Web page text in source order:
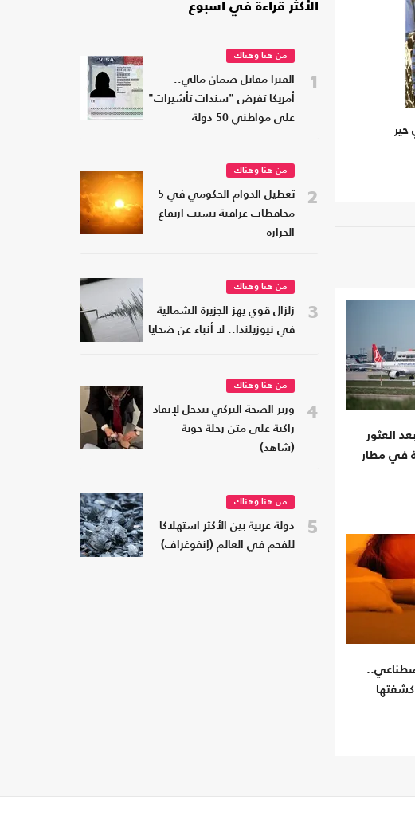
حير
العثور
في مطار
كشفتها
الأكثر قراءة في أسبوع
1
من هنا وهناك
الفيزا مقابل ضمان مالي..
أمريكا تفرض "سندات تأشيرات"
على مواطني 50 دولة
2
من هنا وهناك
تعطيل الدوام الحكومي في 5
محافظات عراقية بسبب ارتفاع
الحرارة
3
من هنا وهناك
زلزال قوي يهز الجزيرة الشمالية
في نيوزيلندا.. لا أنباء عن ضحايا
4
من هنا وهناك
وزير الصحة التركي يتدخل لإنقاذ
راكبة على متن رحلة جوية
(شاهد)
5
من هنا وهناك
دولة عربية بين الأكثر استهلاكا
للفحم في العالم (إنفوغراف)